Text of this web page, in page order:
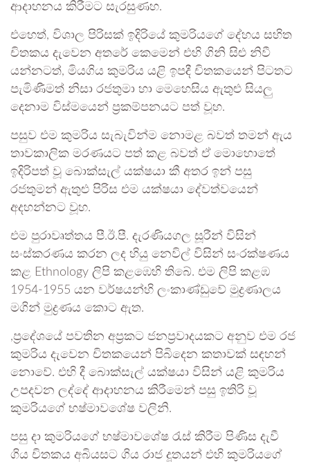
ආදාහනය කිරීමට සැරසුණහ.
එහෙත්, විශාල පිරිසක් ඉදිරියේ කුමරියගේ දේහය සහිත
චිතකය දැවෙන අතරේ කෙමෙන් එහි ගිනි සිළු නිවී
යන්නටත්, මියගිය කුමරිය යළි ඉපදී චිතකයෙන් පිටතට
පැමිණීමත් නිසා රජතුමා හා මෙහෙසිය ඇතුළු සියලු
දෙනාම විස්මයෙන් ප්‍රකම්පනයට පත් වූහ.
පසුව එම කුමරිය සැබැවින්ම නොමළ බවත් තමන් ඇය
තාවකාලික මරණයට පත් කළ බවත් ඒ මොහොතේ
ඉදිරිපත් වූ බොක්සැල් යක්ෂයා කී අතර ඉන් පසු
රජතුමන් ඇතුළු පිරිස එම යක්ෂයා දේවත්වයෙන්
අදහන්නට වූහ.
එම පුරාවෘත්තය පී.ඊ.පී. දැරණියගල සූරීන් විසින්
සංස්කරණය කරන ලද හියු නෙවිල් විසින් සංරක්ෂණය
කළ Ethnology ලිපි කළඹෙහි තිබේ. එම ලිපි කළඹ
1954-1955 යන වර්ෂයන්හි ලංකාණ්ඩුවේ මුද්‍රණාලය
මගින් මුද්‍රණය කොට ඇත.
,ප්‍රදේශයේ පවතින අප්‍රකට ජනප්‍රවාදයකට අනුව එම රජ
කුමරිය දැවෙන චිතකයෙන් පිබිදෙන කතාවක් සඳහන්
නොවේ. එහි දී බොක්සැල් යක්ෂයා විසින් යළි කුමරිය
උපදවන ලද්දේ ආදාහනය කිරීමෙන් පසු ඉතිරි වූ
කුමරියගේ භෂ්මාවශේෂ වලිනි.
පසු දා කුමරියගේ භෂ්මාවශේෂ රැස් කිරීම පිණිස දැවී
ගිය චිතකය අබියසට ගිය රාජ දූතයන් එහි කුමරියගේ